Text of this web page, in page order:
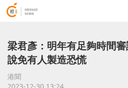
梁君彥：明年有足夠時間
說免有人製造恐慌
港聞
2023-12-30 13:24